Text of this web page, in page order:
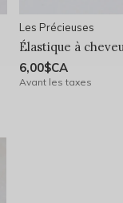
Les Précieuses
Élastique à
6,00$CA
Avant les taxes